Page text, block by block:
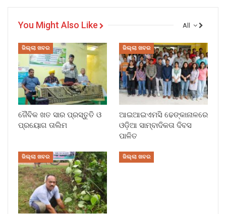
All
You Might Also Like
ଜିଲ୍ଲା ଖବର
ଜୈବିକ ଖତ ସାର ପ୍ରସ୍ତୁତି ଓ
ପ୍ରୟୋଗ ତାଲିମ
ଜିଲ୍ଲା ଖବର
ଆଇଆଇଏମସି ଢେଙ୍କାନାଳରେ
ଓଡ଼ିଆ ସାମ୍ବାଦିକତା ଦିବସ
ପାଳିତ
ଜିଲ୍ଲା ଖବର ଜିଲ୍ଲା ଖବର